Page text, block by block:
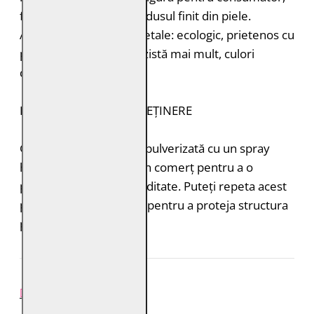
fără a lăsa toxine în produsul finit din piele.
Avantajele tăbăcirii vegetale: ecologic, prietenos cu
pielea, miros plăcut, rezistă mai mult, culori
deosebite.
INSTRUCȚIUNI DE ÎNTREȚINERE
Geaca de piele trebuie pulverizată cu un spray
hidroizolant disponibil în comerț pentru a o
proteja de ploaie și umiditate. Puteți repeta acest
proces de 1-2 ori pe an pentru a proteja structura
pielii.